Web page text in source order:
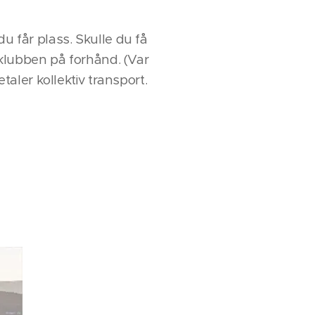
får plass. Skulle du få
på forhånd. (Var
kollektiv transport.